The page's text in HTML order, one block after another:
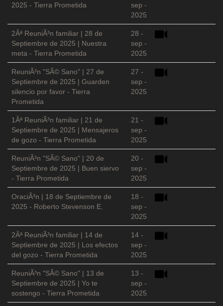
2025 - Tierra Prometida
sep -
2025
2Âª ReuniÃ³n familiar | 28 de
Septiembre de 2025 | Nuestra
meta - Tierra Prometida
28 -
sep -
2025
ReuniÃ³n "SÃ© Sano" | 27 de
Septiembre de 2025 | Guarden
silencio por favor - Tierra
Prometida
27 -
sep -
2025
1Âª ReuniÃ³n familiar | 21 de
Septiembre de 2025 | Mensajeros
de gozo - Tierra Prometida
21 -
sep -
2025
ReuniÃ³n "SÃ© Sano" | 20 de
Septiembre de 2025 | Buen siervo
- Tierra Prometida
20 -
sep -
2025
OraciÃ³n | 18 de Septiembre de
2025 - Roberto Stevenson E.
18 -
sep -
2025
2Âª ReuniÃ³n familiar | 14 de
Septiembre de 2025 | Los efectos
del gozo - Tierra Prometida
14 -
sep -
2025
ReuniÃ³n "SÃ© Sano" | 13 de
Septiembre de 2025 | Yo te
sostengo - Tierra Prometida
13 -
sep -
2025